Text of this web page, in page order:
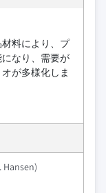
料により、プ
なり、需要が
が多様化しま
Hansen)